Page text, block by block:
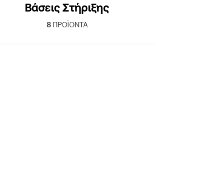
Βάσεις Στήριξης
8ΠΡΟΪΌΝΤΑ